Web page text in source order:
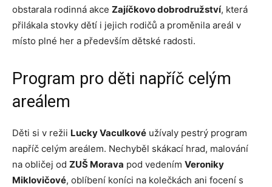
obstarala rodinná akce Zajíčkovo dobrodružství, která
přilákala stovky dětí i jejich rodičů a proměnila areál v
místo plné her a především dětské radosti.
Program pro děti napříč celým
areálem
Děti si v režii Lucky Vaculkové užívaly pestrý program
napříč celým areálem. Nechyběl skákací hrad, malování
na obličej od ZUŠ Morava pod vedením Veroniky
Miklovičové, oblíbení koníci na kolečkách ani focení s